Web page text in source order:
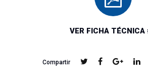
VER FICHA TÉCNICA
Compartir